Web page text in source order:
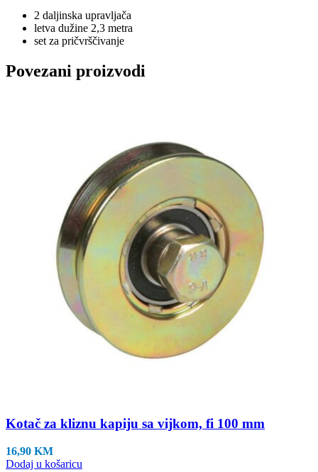
2 daljinska upravljača
letva dužine 2,3 metra
set za pričvrščivanje
Povezani proizvodi
Kotač za kliznu kapiju sa vijkom, fi 100 mm
16,90 KM
Dodaj u košaricu